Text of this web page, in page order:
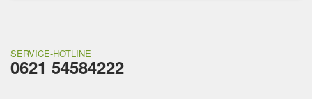
SERVICE-HOTLINE
0621 54584222